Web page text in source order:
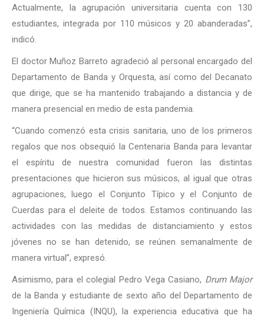
Actualmente, la agrupación universitaria cuenta con 130
estudiantes, integrada por 110 músicos y 20 abanderadas”,
indicó.
El doctor Muñoz Barreto agradeció al personal encargado del
Departamento de Banda y Orquesta, así como del Decanato
que dirige, que se ha mantenido trabajando a distancia y de
manera presencial en medio de esta pandemia.
“Cuando comenzó esta crisis sanitaria, uno de los primeros
regalos que nos obsequió la Centenaria Banda para levantar
el espíritu de nuestra comunidad fueron las distintas
presentaciones que hicieron sus músicos, al igual que otras
agrupaciones, luego el Conjunto Típico y el Conjunto de
Cuerdas para el deleite de todos. Estamos continuando las
actividades con las medidas de distanciamiento y estos
jóvenes no se han detenido, se reúnen semanalmente de
manera virtual”, expresó.
Asimismo, para el colegial Pedro Vega Casiano, Drum Major
de la Banda y estudiante de sexto año del Departamento de
Ingeniería Química (INQU), la experiencia educativa que ha